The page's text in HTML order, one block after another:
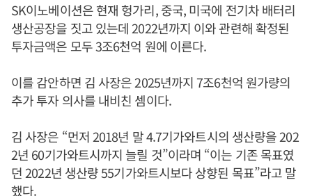
SK이노베이션은 현재 헝가리, 중국, 미국에 전기차 배터리
생산공장을 짓고 있는데 2022년까지 이와 관련해 확정된
투자금액은 모두 3조6천억 원에 이른다.
이를 감안하면 김 사장은 2025년까지 7조6천억 원가량의
추가 투자 의사를 내비친 셈이다.
김 사장은 “먼저 2018년 말 4.7기가와트시의 생산량을 202
2년 60기가와트시까지 늘릴 것”이라며 “이는 기존 목표였
던 2022년 생산량 55기가와트시보다 상향된 목표”라고 말
했다.